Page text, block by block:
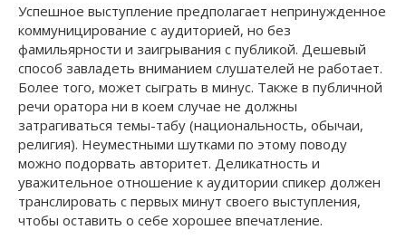
Успешное выступление предполагает непринужденное
коммуницирование с аудиторией, но без
фамильярности и заигрывания с публикой. Дешевый
способ завладеть вниманием слушателей не работает.
Более того, может сыграть в минус. Также в публичной
речи оратора ни в коем случае не должны
затрагиваться темы-табу (национальность, обычаи,
религия). Неуместными шутками по этому поводу
можно подорвать авторитет. Деликатность и
уважительное отношение к аудитории спикер должен
транслировать с первых минут своего выступления,
чтобы оставить о себе хорошее впечатление.